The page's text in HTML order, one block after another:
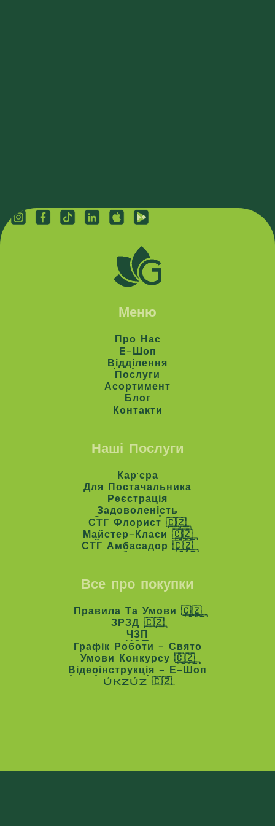
Меню
Про Нас
Про Нас
Е-Шоп
Е-Шоп
Відділення
Відділення
Послуги
Послуги
Асортимент
Асортимент
Блог
Блог
Контакти
Наші Послуги
Кар'єра
Кар'єра
Для Постачальника
Для Постачальника
Реєстрація
Реєстрація
Задоволеність
Задоволеність
СТГ Флорист 🇨🇿
СТГ Флорист 🇨🇿
Майстер-Класи 🇨🇿
Майстер-Класи 🇨🇿
СТГ Амбасадор 🇨🇿
СТГ Амбасадор 🇨🇿
Все про покупки
Правила Та Умови 🇨🇿
Правила Та Умови 🇨🇿
ЗРЗД 🇨🇿
ЗРЗД 🇨🇿
ЧЗП
ЧЗП
Графік Роботи - Свято
Графік Роботи - Свято
Умови Конкурсу 🇨🇿
Умови Конкурсу 🇨🇿
Відеоінструкція - Е-Шоп
Відеоінструкція - Е-Шоп
ÚKZÚZ 🇨🇿
ÚKZÚZ 🇨🇿